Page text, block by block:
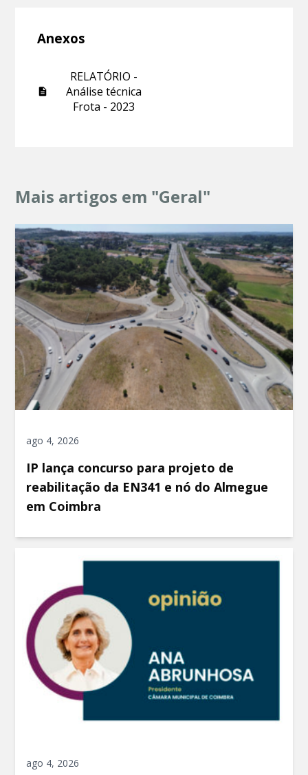
Anexos
RELATÓRIO -
Análise técnica
Frota - 2023
Mais artigos em "Geral"
ago 4, 2026
IP lança concurso para projeto de
reabilitação da EN341 e nó do Almegue
em Coimbra
ago 4, 2026